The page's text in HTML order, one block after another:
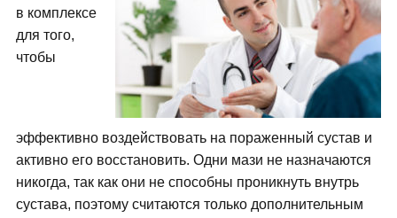
в комплексе
для того,
чтобы
эффективно воздействовать на пораженный сустав и
активно его восстановить. Одни мази не назначаются
никогда, так как они не способны проникнуть внутрь
сустава, поэтому считаются только дополнительным